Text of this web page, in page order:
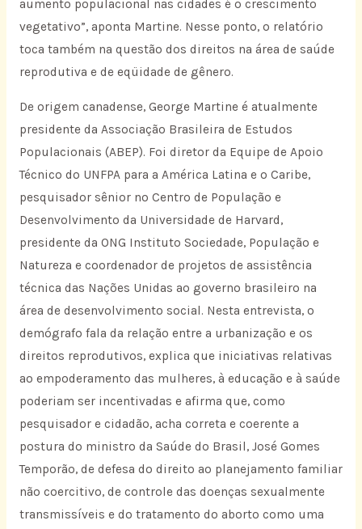
aumento populacional nas cidades é o crescimento
vegetativo”, aponta Martine. Nesse ponto, o relatório
toca também na questão dos direitos na área de saúde
reprodutiva e de eqüidade de gênero.
De origem canadense, George Martine é atualmente
presidente da Associação Brasileira de Estudos
Populacionais (ABEP). Foi diretor da Equipe de Apoio
Técnico do UNFPA para a América Latina e o Caribe,
pesquisador sênior no Centro de População e
Desenvolvimento da Universidade de Harvard,
presidente da ONG Instituto Sociedade, População e
Natureza e coordenador de projetos de assistência
técnica das Nações Unidas ao governo brasileiro na
área de desenvolvimento social. Nesta entrevista, o
demógrafo fala da relação entre a urbanização e os
direitos reprodutivos, explica que iniciativas relativas
ao empoderamento das mulheres, à educação e à saúde
poderiam ser incentivadas e afirma que, como
pesquisador e cidadão, acha correta e coerente a
postura do ministro da Saúde do Brasil, José Gomes
Temporão, de defesa do direito ao planejamento familiar
não coercitivo, de controle das doenças sexualmente
transmissíveis e do tratamento do aborto como uma